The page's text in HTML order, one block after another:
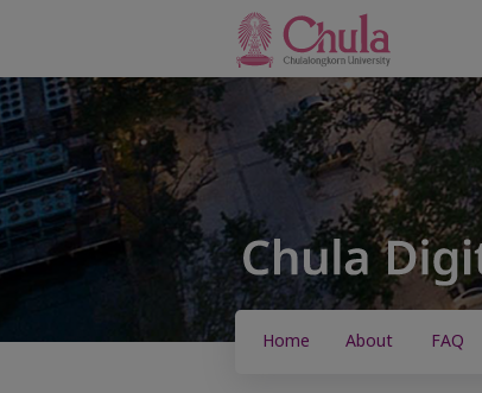
Home About FAQ